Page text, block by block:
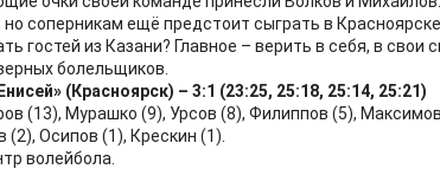
но соперникам ещё предстоит сыграть в
гостей из Казани? Главное – верить в себя, в свои
болельщиков.
(Красноярск) – 3:1 (23:25, 25:18, 25:14, 25:21)
(13), Мурашко (9), Урсов (8), Филиппов (5),
Осипов (1), Крескин (1).
волейбола.